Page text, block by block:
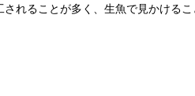
されることが多く、生魚で見かけるこ